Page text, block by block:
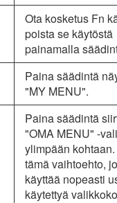
Ota kosketus Fn
poista se käytöstä
painamalla
Paina säädintä
"MY MENU".
Paina säädintä
"OMA MENU" -
ylimpään
tämä vaihtoehto,
käyttää nopeasti
käytettyä